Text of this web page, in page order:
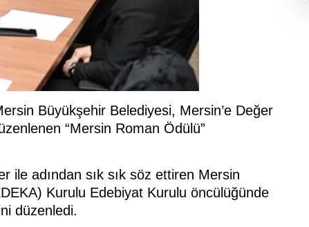
Büyükşehir Belediyesi, Mersin’e Değer
“Mersin Roman Ödülü”
ile adından sık sık söz ettiren Mersin
Kurulu Edebiyat Kurulu öncülüğünde
düzenledi.